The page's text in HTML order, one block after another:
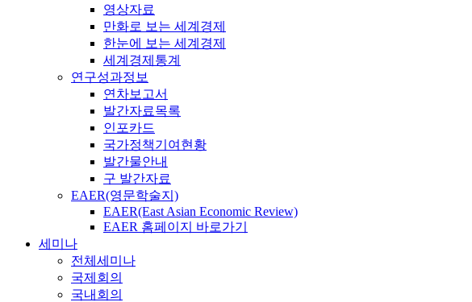
영상자료
만화로 보는 세계경제
한눈에 보는 세계경제
세계경제통계
연구성과정보
연차보고서
발간자료목록
인포카드
국가정책기여현황
발간물안내
구 발간자료
EAER(영문학술지)
EAER(East Asian Economic Review)
EAER 홈페이지 바로가기
세미나
전체세미나
국제회의
국내회의